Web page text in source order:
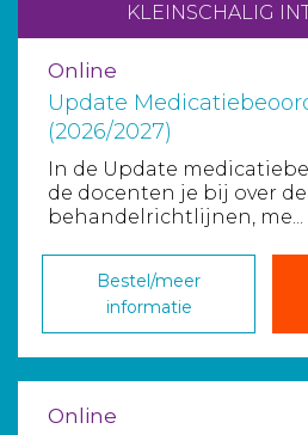
KLEINSCHALIG
Online
Update
(2026/2027)
In de Update
de docenten je bij over
behandelrichtlijnen, me...
Bestel/meer
informatie
Online